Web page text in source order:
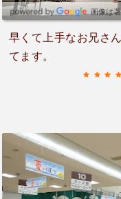
画像は
早くて上手なお兄さ
てます。